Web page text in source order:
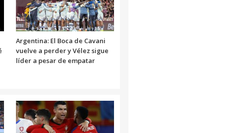
Argentina: El Boca de Cavani
vuelve a perder y Vélez sigue
líder a pesar de empatar